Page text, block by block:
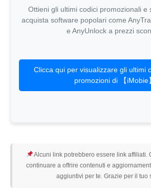
Ottieni gli ultimi codici promozionali
acquista software popolari come
e AnyUnlock a prezzi
Clicca qui per visualizzare gli ultimi
promozioni di 【iMobie】
Alcuni link potrebbero essere link affiliati.
continuare a offrire contenuti e
aggiuntivi per te. Grazie per il tuo